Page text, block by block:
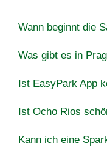
Wann beginnt die
Was gibt es in
Ist EasyPark App
Ist Ocho Rios
Kann ich eine